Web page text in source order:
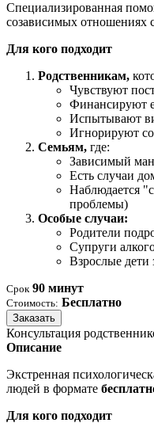
Специализированная
созависимых отношениях
Для кого подходит
Родственникам,
Чувствуют
Финансируют
Испытывают
Игнорируют
Семьям, где:
Зависимый
Есть случаи
Наблюдается
проблемы)
Особые случаи:
Родители
Супруги
Взрослые дети
Срок 90 минут
Стоимость: Бесплатно
Заказать
Консультация
Описание
Экстренная
людей в формате
Для кого подходит